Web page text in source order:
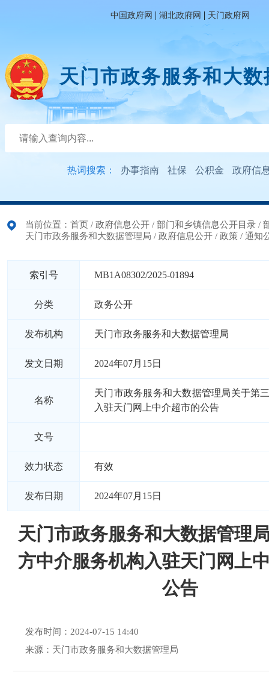
中国政府网 | 湖北政府网 | 天门政府网
天门市政务服务和大
热词搜索： 办事指南 社保 公积金 政府信
当前位置： 首页 / 政府信息公开 / 部门和乡镇信息公开目录 /
天门市政务服务和大数据管理局 / 政府信息公开 / 政策 / 通知
索引号 MB1A08302/2025-01894
分类 政务公开
发布机构 天门市政务服务和大数据管理局
发文日期 2024年07月15日
名称
天门市政务服务和大数据管理局关于第
入驻天门网上中介超市的公告
文号
效力状态 有效
发布日期 2024年07月15日
天门市政务服务和大数据管理
方中介服务机构入驻天门网上
公告
发布时间：2024-07-15 14:40
来源：天门市政务服务和大数据管理局